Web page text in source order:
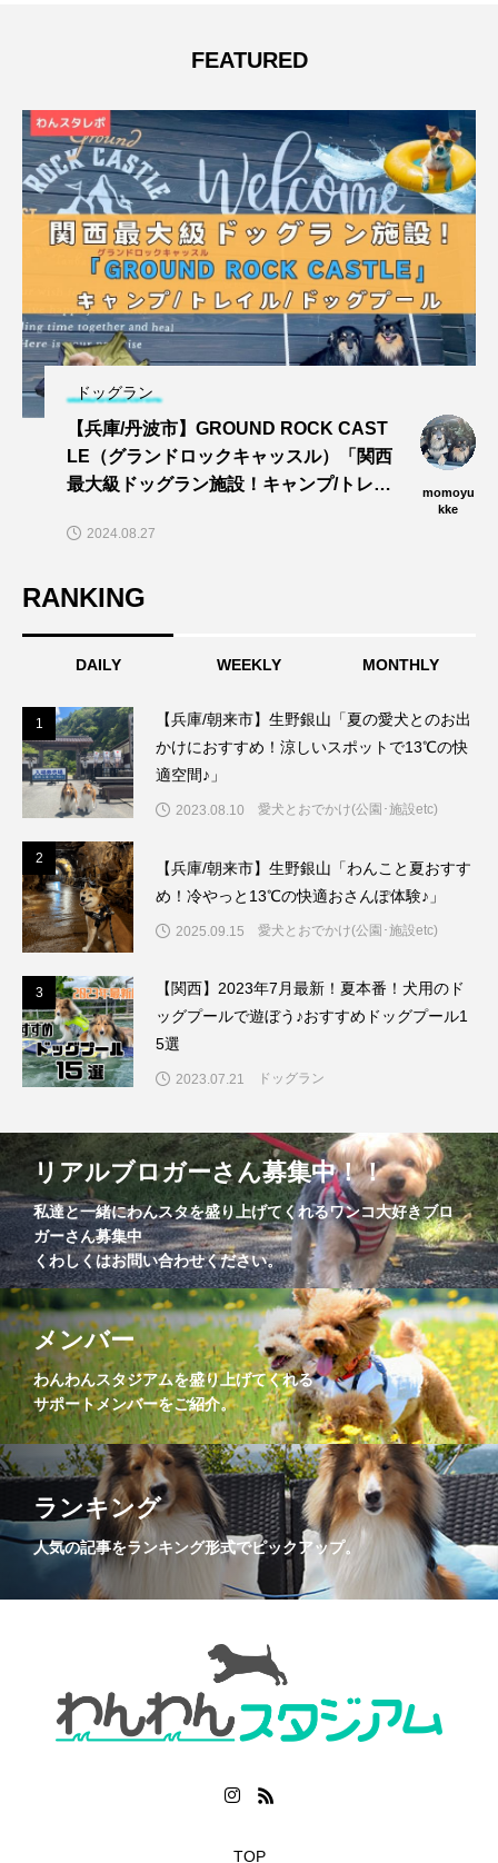
FEATURED
ドッグラン
【兵庫/丹波市】GROUND ROCK CAST
LE（グランドロックキャッスル）「関西
最大級ドッグラン施設！キャンプ/トレイ
う〜🎵」
momoyu
kke
2024.08.27
RANKING
DAILY WEEKLY MONTHLY
1
【兵庫/朝来市】生野銀山「夏の愛犬とのお出
かけにおすすめ！涼しいスポットで13℃の快
適空間♪」
2023.08.10 愛犬とおでかけ(公園･施設etc)
2
【兵庫/朝来市】生野銀山「わんこと夏おすす
め！冷やっと13℃の快適おさんぽ体験♪」
2025.09.15 愛犬とおでかけ(公園･施設etc)
3
【関西】2023年7月最新！夏本番！犬用のド
ッグプールで遊ぼう♪おすすめドッグプール1
5選
2023.07.21 ドッグラン
リアルブロガーさん募集中！！
私達と一緒にわんスタを盛り上げてくれるワンコ大好きブロ
ガーさん募集中
くわしくはお問い合わせください。
メンバー
わんわんスタジアムを盛り上げてくれる
サポートメンバーをご紹介。
ランキング
人気の記事をランキング形式でピックアップ。
TOP